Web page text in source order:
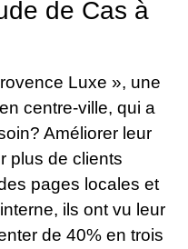
de Cas à
Luxe », une
centre-ville, qui a
Améliorer leur
plus de clients
pages locales et
ils ont vu leur
de 40% en trois